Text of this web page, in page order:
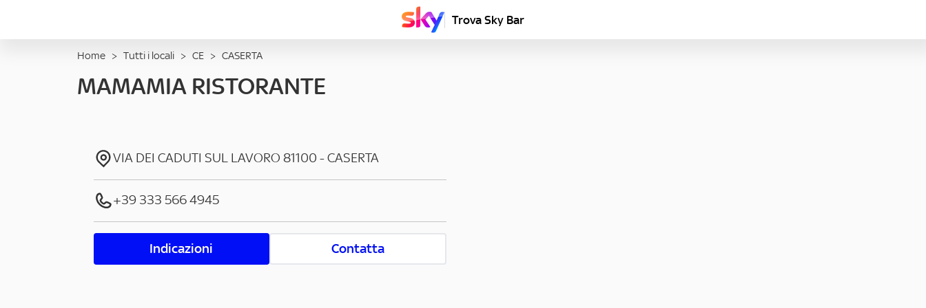
Trova Sky Bar
Home > Tutti i locali > CE > CASERTA
MAMAMIA RISTORANTE
VIA DEI CADUTI SUL LAVORO 81100 -CASERTA
+39 333 566 4945
Indicazioni Contatta